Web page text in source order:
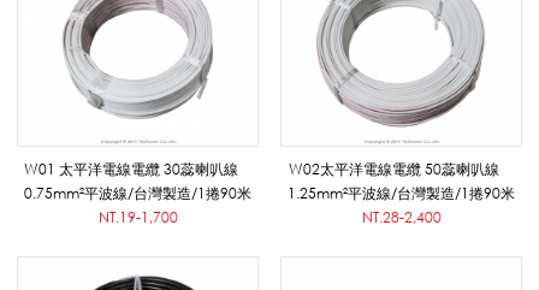
線
_
W01 太平洋電線電纜 30蕊喇叭線
0.75mm²平波線/台灣製造/1捲90米
NT.19-1,700
W02太平洋電線電纜 50蕊喇叭線
1.25mm²平波線/台灣製造/1捲90米
NT.28-2,400